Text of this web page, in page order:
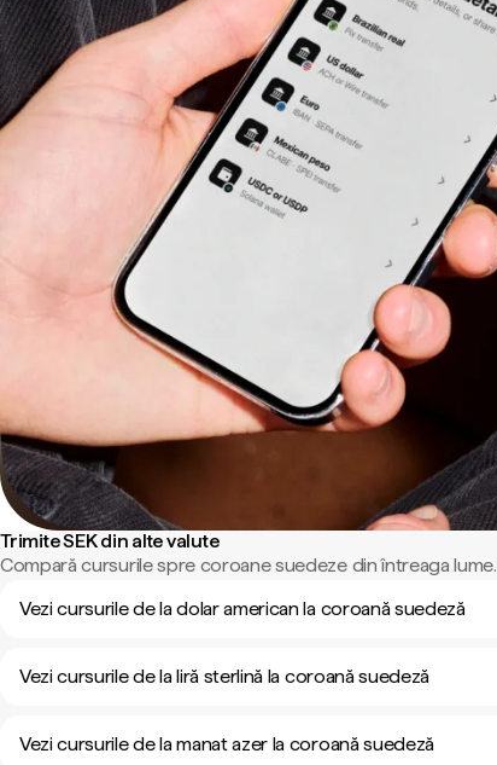
Trimite SEK din alte valute
Compară cursurile spre coroane suedeze din întreaga lume.
Vezi cursurile de la dolar american la coroană suedeză
Vezi cursurile de la liră sterlină la coroană suedeză
Vezi cursurile de la manat azer la coroană suedeză